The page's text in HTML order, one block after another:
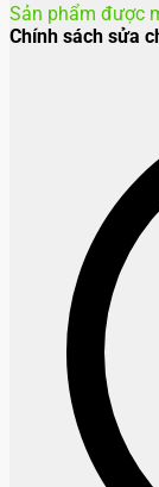
Sản phẩm được
Chính sách sửa